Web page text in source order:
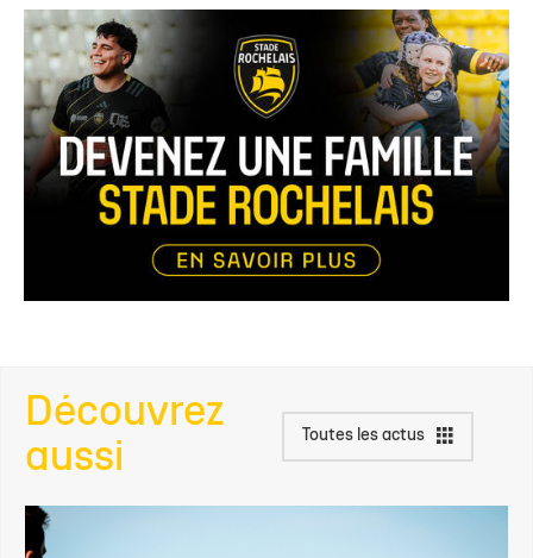
Découvrez
aussi
Toutes les actus